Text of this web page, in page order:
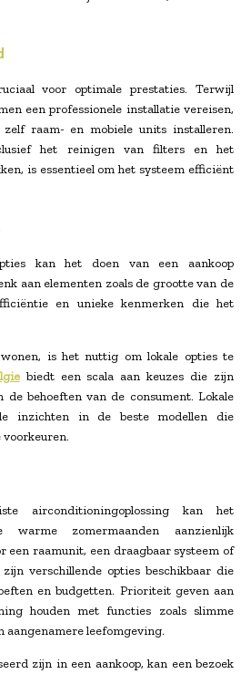
voor optimale prestaties. Terwijl
een professionele installatie vereisen,
zelf raam- en mobiele units installeren.
het reinigen van filters en het
is essentieel om het systeem efficiënt
kan het doen van een aankoop
aan elementen zoals de grootte van de
en unieke kenmerken die het
is het nuttig om lokale opties te
biedt een scala aan keuzes die zijn
behoeften van de consument. Lokale
inzichten in de beste modellen die
airconditioningoplossing kan het
warme zomermaanden aanzienlijk
een raamunit, een draagbaar systeem of
verschillende opties beschikbaar die
en budgetten. Prioriteit geven aan
houden met functies zoals slimme
aangenamere leefomgeving.
zijn in een aankoop, kan een bezoek